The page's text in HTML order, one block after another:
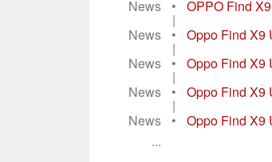
News
• OPPO Find
|
News
• Oppo Find X9
|
News
• Oppo Find X9
|
News
• Oppo Find X9
|
News
•
Oppo Find X9
...